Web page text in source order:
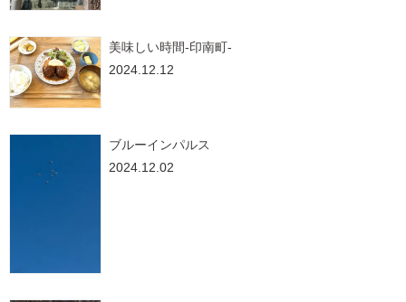
美味しい時間-印南町-
2024.12.12
ブルーインパルス
2024.12.02